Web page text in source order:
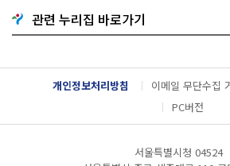
기
G
o
g
l
e
관련 누리집 바로가기
개인정보처리방침 이메일 무단수집
PC버전
서울특별시청 04524